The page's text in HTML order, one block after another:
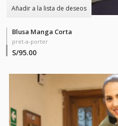
Añadir a la lista de deseos
Blusa Manga Corta
pret-a-porter
S/95.00